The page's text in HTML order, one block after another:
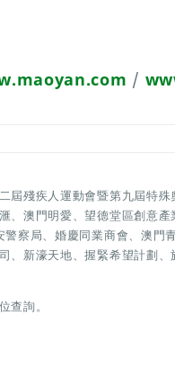
/
殘疾人運動會暨第九屆特殊
、澳門明愛、望德堂區創意
察局、婚慶同業商會、澳門
、新濠天地、握緊希望計劃、
查詢。